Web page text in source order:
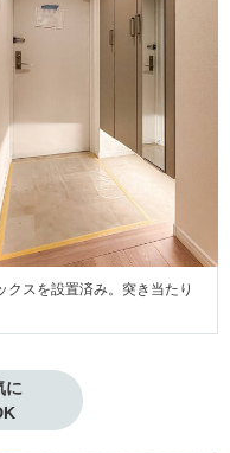
スを設置済み。突き当たり
に